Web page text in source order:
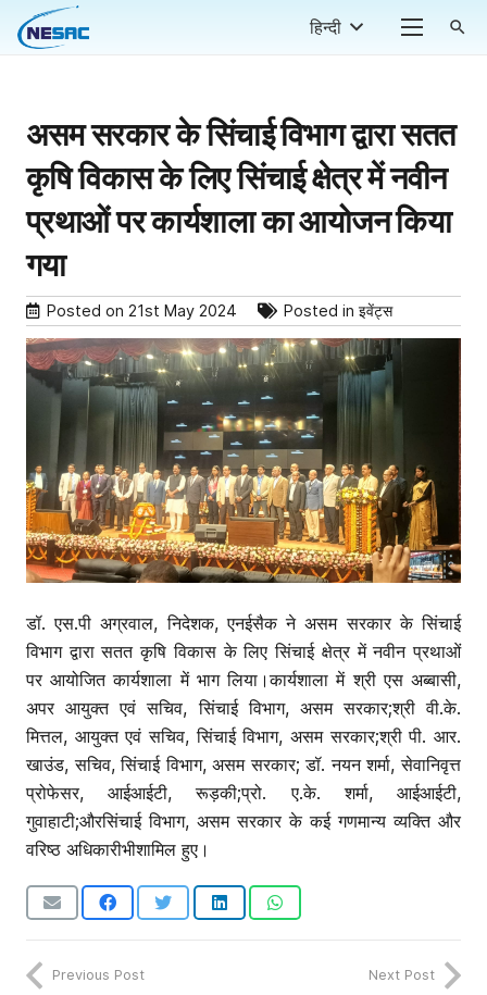
हिन्दी search
असम सरकार के सिंचाई विभाग द्वारा सतत
कृषि विकास के लिए सिंचाई क्षेत्र में नवीन
प्रथाओं पर कार्यशाला का आयोजन किया
गया
Posted on 21st May 2024 Posted in इवेंट्स
डॉ. एस.पी अग्रवाल, निदेशक, एनईसैक ने असम सरकार के सिंचाई
विभाग द्वारा सतत कृषि विकास के लिए सिंचाई क्षेत्र में नवीन प्रथाओं
पर आयोजित कार्यशाला में भाग लिया।कार्यशाला में श्री एस अब्बासी,
अपर आयुक्त एवं सचिव, सिंचाई विभाग, असम सरकार;श्री वी.के.
मित्तल, आयुक्त एवं सचिव, सिंचाई विभाग, असम सरकार;श्री पी. आर.
खाउंड, सचिव, सिंचाई विभाग, असम सरकार; डॉ. नयन शर्मा, सेवानिवृत्त
प्रोफेसर, आईआईटी, रूड़की;प्रो. ए.के. शर्मा, आईआईटी,
गुवाहाटी;औरसिंचाई विभाग, असम सरकार के कई गणमान्य व्यक्ति और
वरिष्ठ अधिकारीभीशामिल हुए।
Previous Post Next Post